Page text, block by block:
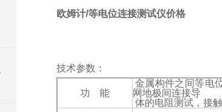
欧姆计/等电位连接测试仪价格
技术参数：
功 能
金属构件之间等电
网地极间连接导
体的电阻测试，接